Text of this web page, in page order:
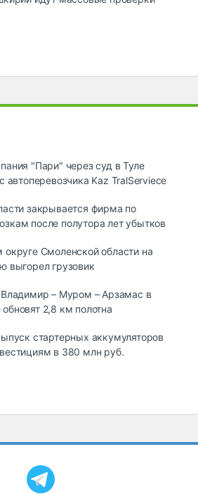
"Пари" через суд в Туле
автоперевозчика Kaz TralServiece
закрывается фирма по
после полутора лет убытков
Смоленской области на
выгорел грузовик
Владимир – Муром – Арзамас в
2,8 км полотна
стартерных аккумуляторов
в 380 млн руб.